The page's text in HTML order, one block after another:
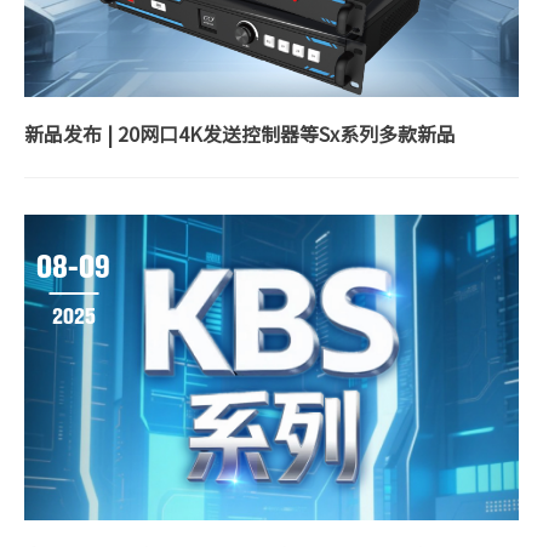
新品发布 | 20网口4K发送控制器等Sx系列多款新品
08-09
2025